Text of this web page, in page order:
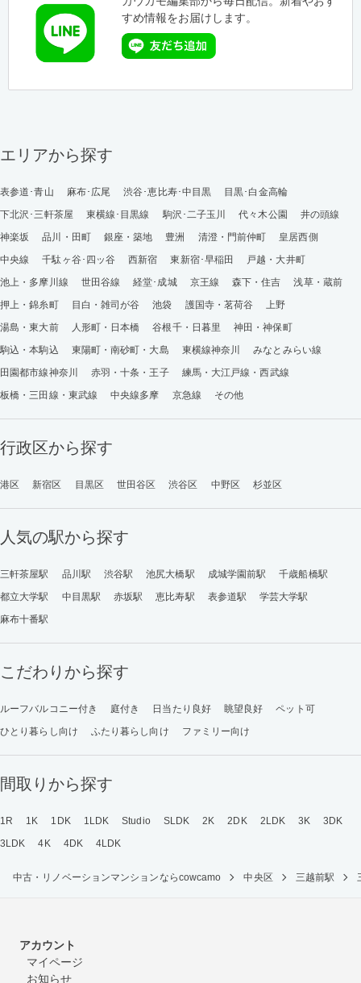
すめ情報をお届けします。
エリアから探す
表参道･青山 麻布･広尾 渋谷･恵比寿･中目黒
目黒･白金高輪
下北沢･三軒茶屋
東横線･目黒線 駒沢･二子玉川 代々木公園
井の頭線
神楽坂
品川・田町 銀座・築地 豊洲 清澄・門前仲町
皇居西側
中央線
千駄ヶ谷･四ッ谷 西新宿 東新宿･早稲田
戸越・大井町
池上・多摩川線
世田谷線 経堂･成城 京王線 森下・住吉
浅草・蔵前
押上・錦糸町
目白・雑司が谷 池袋 護国寺・茗荷谷
上野
湯島・東大前
人形町・日本橋 谷根千・日暮里
神田・神保町
駒込・本駒込
東陽町・南砂町・大島 東横線神奈川
みなとみらい線
田園都市線神奈川
赤羽・十条・王子
練馬・大江戸線・西武線
板橋・三田線・東武線
中央線多摩 京急線 その他
行政区から探す
港区 新宿区 目黒区 世田谷区 渋谷区 中野区 杉並区
人気の駅から探す
三軒茶屋駅 品川駅 渋谷駅 池尻大橋駅 成城学園前駅
千歳船橋駅
都立大学駅
中目黒駅 赤坂駅 恵比寿駅 表参道駅
学芸大学駅
麻布十番駅
こだわりから探す
ルーフバルコニー付き 庭付き 日当たり良好 眺望良好
ペット可
ひとり暮らし向け
ふたり暮らし向け ファミリー向け
間取りから探す
1R 1K 1DK 1LDK Studio SLDK 2K 2DK 2LDK 3K
3DK
3LDK
4K 4DK 4LDK
中古・リノベーションマンションならcowcamo 中央区 三越前駅
アカウント
マイページ
お知らせ